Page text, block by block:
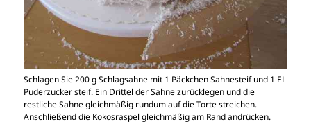
Schlagen Sie 200 g Schlagsahne mit 1 Päckchen Sahnesteif und 1 EL
Puderzucker steif. Ein Drittel der Sahne zurücklegen und die
restliche Sahne gleichmäßig rundum auf die Torte streichen.
Anschließend die Kokosraspel gleichmäßig am Rand andrücken.